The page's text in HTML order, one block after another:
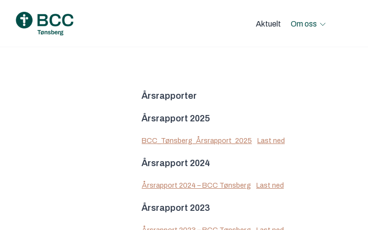
Aktuelt
Om oss
Årsrapporter
Årsrapport 2025
BCC_Tønsberg_Årsrapport_2025 Last ned
Årsrapport 2024
Årsrapport 2024 – BCC Tønsberg Last ned
Årsrapport 2023